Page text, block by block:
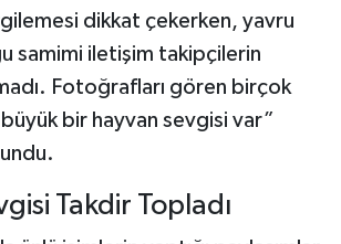
dikkat çekerken, yavru
samimi iletişim takipçilerin
Fotoğrafları gören birçok
bir hayvan sevgisi var”
Takdir Topladı